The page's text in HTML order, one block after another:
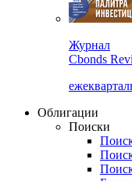
Журнал
Cbonds
Облигации
Поиски